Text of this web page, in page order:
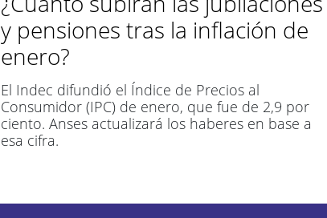
y pensiones tras la inflación de
enero?
El Indec difundió el Índice de Precios al
Consumidor (IPC) de enero, que fue de 2,9 por
ciento. Anses actualizará los haberes en base a
esa cifra.